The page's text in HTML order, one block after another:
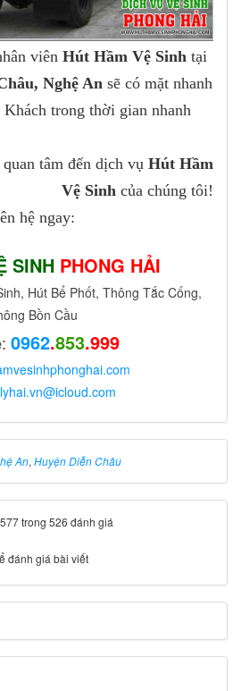
viên Hút Hầm Vệ Sinh tại
Nghệ An sẽ có mặt nhanh
trong thời gian nhanh
tâm đến dịch vụ Hút Hầm
Vệ Sinh của chúng tôi!
hệ ngay:
SINH PHONG HẢI
Hút Bể Phốt, Thông Tắc Cống,
Bồn Cầu
: 0962.853.999
An, Huyện Diễn Châu
trong 526 đánh giá
đánh giá bài viết